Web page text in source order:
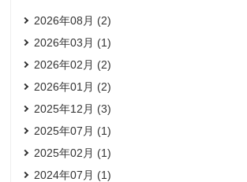
2026年08月 (2)
2026年03月 (1)
2026年02月 (2)
2026年01月 (2)
2025年12月 (3)
2025年07月 (1)
2025年02月 (1)
2024年07月 (1)